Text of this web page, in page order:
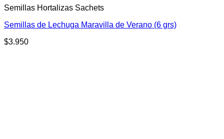
Semillas Hortalizas Sachets
Semillas de Lechuga Maravilla de Verano (6 grs)
$3.950